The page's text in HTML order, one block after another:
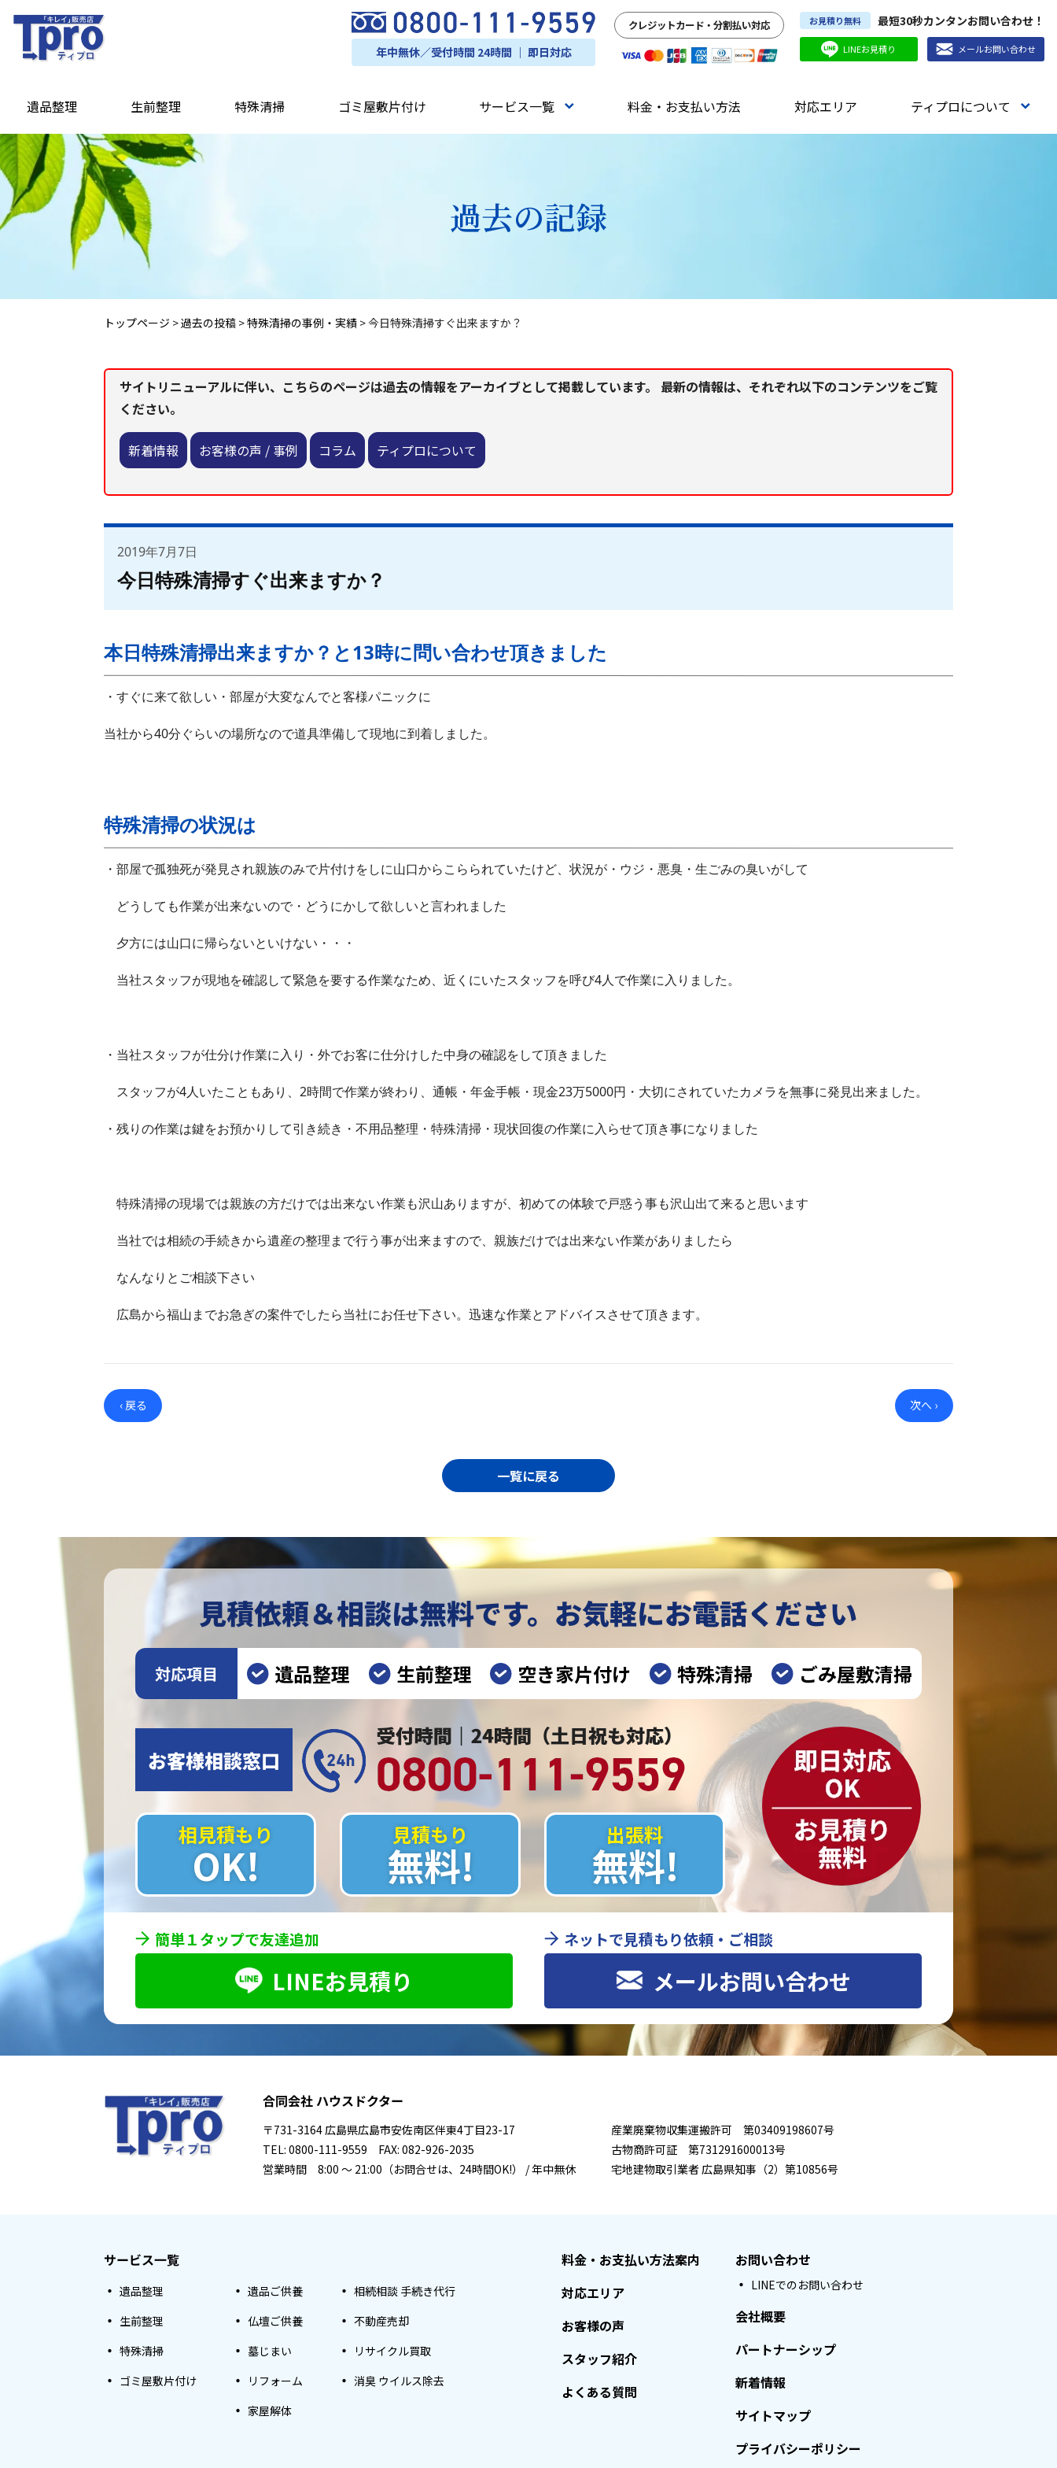
年中無休／受付時間 24時間 ｜ 即日対応
クレジットカード・分割払い対応 お見積り無料 最短30秒カンタンお問い合わせ！
LINEお見積り メールお問い合わせ
遺品整理 生前整理 特殊清掃 ゴミ屋敷片付け サービス一覧 料金・お支払い方法 対応エリア ティプロについて
過去の記録
トップページ >過去の投稿 >特殊清掃の事例・実績 >今日特殊清掃すぐ出来ますか？
サイトリニューアルに伴い、こちらのページは過去の情報をアーカイブとして掲載しています。 最新の情報は、それぞれ以下のコンテンツをご覧
ください。
新着情報 お客様の声 / 事例 コラム ティプロについて
2019年7月7日
今日特殊清掃すぐ出来ますか？
本日特殊清掃出来ますか？と13時に問い合わせ頂きました
・すぐに来て欲しい・部屋が大変なんでと客様パニックに
当社から40分ぐらいの場所なので道具準備して現地に到着しました。
特殊清掃の状況は
・部屋で孤独死が発見され親族のみで片付けをしに山口からこらられていたけど、状況が・ウジ・悪臭・生ごみの臭いがして
どうしても作業が出来ないので・どうにかして欲しいと言われました
夕方には山口に帰らないといけない・・・
当社スタッフが現地を確認して緊急を要する作業なため、近くにいたスタッフを呼び4人で作業に入りました。
・当社スタッフが仕分け作業に入り・外でお客に仕分けした中身の確認をして頂きました
スタッフが4人いたこともあり、2時間で作業が終わり、通帳・年金手帳・現金23万5000円・大切にされていたカメラを無事に発見出来ました。
・残りの作業は鍵をお預かりして引き続き・不用品整理・特殊清掃・現状回復の作業に入らせて頂き事になりました
特殊清掃の現場では親族の方だけでは出来ない作業も沢山ありますが、初めての体験で戸惑う事も沢山出て来ると思います
当社では相続の手続きから遺産の整理まで行う事が出来ますので、親族だけでは出来ない作業がありましたら
なんなりとご相談下さい
広島から福山までお急ぎの案件でしたら当社にお任せ下さい。迅速な作業とアドバイスさせて頂きます。
‹ 戻る 次へ ›
一覧に戻る
見積依頼＆相談は無料です。 お気軽にお電話ください
対応項目 遺品整理 生前整理 空き家片付け 特殊清掃 ごみ屋敷清掃
お客様相談窓口
相見積もり
OK!
見積もり
無料!
出張料
無料!
簡単１タップで友達追加
LINEお見積り
ネットで見積もり依頼・ご相談
メールお問い合わせ
合同会社 ハウスドクター
〒731-3164 広島県広島市安佐南区伴東4丁目23-17
TEL: 0800-111-9559 FAX: 082-926-2035
営業時間 8:00 ～ 21:00（お問合せは、24時間OK!） / 年中無休
産業廃棄物収集運搬許可 第03409198607号
古物商許可証 第731291600013号
宅地建物取引業者 広島県知事（2）第10856号
サービス一覧
遺品整理
生前整理
特殊清掃
ゴミ屋敷片付け
遺品ご供養
仏壇ご供養
墓じまい
リフォーム
家屋解体
相続相談 手続き代行
不動産売却
リサイクル買取
消臭 ウイルス除去
料金・お支払い方法案内
対応エリア
お客様の声
スタッフ紹介
よくある質問
お問い合わせ
LINEでのお問い合わせ
会社概要
パートナーシップ
新着情報
サイトマップ
プライバシーポリシー